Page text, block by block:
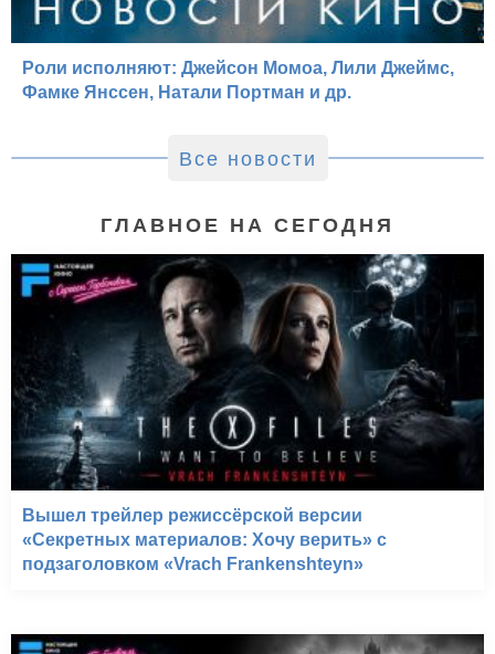
Роли исполняют: Джейсон Момоа, Лили Джеймс,
Фамке Янссен, Натали Портман и др.
Все новости
ГЛАВНОЕ НА СЕГОДНЯ
Вышел трейлер режиссёрской версии
«Секретных материалов: Хочу верить» с
подзаголовком «Vrach Frankenshteyn»